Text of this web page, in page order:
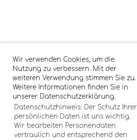
Wir verwenden Cookies, um die
Nutzung zu verbessern. Mit der
weiteren Verwendung stimmen Sie zu.
Weitere Informationen finden Sie in
unserer Datenschutzerklärung.
Datenschutzhinweis: Der Schutz Ihrer
persönlichen Daten ist uns wichtig.
Wir bearbeiten Personendaten
vertraulich und entsprechend den